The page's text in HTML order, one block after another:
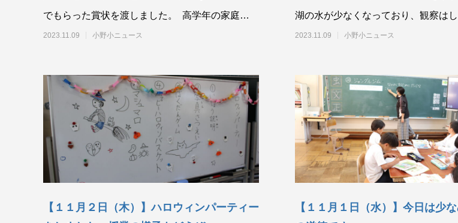
でもらった賞状を渡しました。 高学年の家庭科で
す。ミシン・アイロンです。エプロ
2023.11.09 小野小ニュース
湖の水が少なくなっており、観察は
ようです。 移動図書館の青空号が来ま
2023.11.09 小野小ニュース
【１１月２日（木）】ハロウィンパーティー
【１１月１日（水）】今日は少